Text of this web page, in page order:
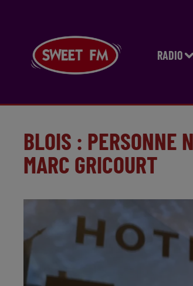
RADIO
BLOIS : PERSONNE
MARC GRICOURT